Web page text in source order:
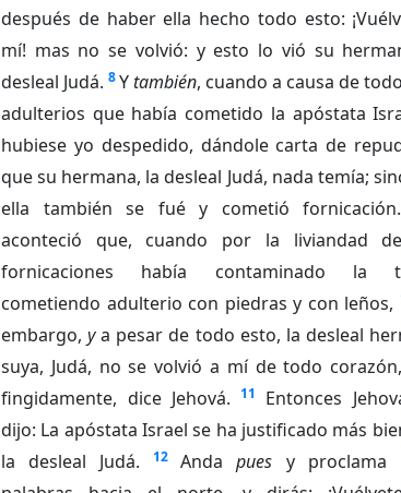
después de haber ella hecho todo esto:
mí! mas no se volvió: y esto lo vió su
desleal Judá. 8Ytambién, cuando a causa de
adulterios que había cometido la apóstata
hubiese yo despedido, dándole carta de
que su hermana, la desleal Judá, nada temía;
ella también se fué y cometió fornicación.
aconteció que, cuando por la liviandad
fornicaciones había contaminado la
cometiendo adulterio con piedras y con leños,
embargo, ya pesar de todo esto, la desleal
suya, Judá, no se volvió a mí de todo
fingidamente, dice Jehová. 11
Entonces
dijo: La apóstata Israel se ha justificado más
la desleal Judá.
12 Anda pues y proclama